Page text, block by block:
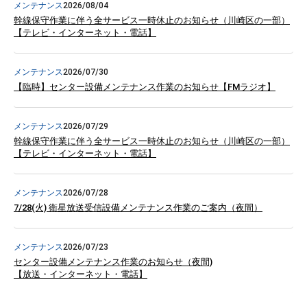
メンテナンス2026/08/04
幹線保守作業に伴う全サービス一時休止のお知らせ（川崎区の一部）
【テレビ・インターネット・電話】
メンテナンス2026/07/30
【臨時】センター設備メンテナンス作業のお知らせ【FMラジオ】
メンテナンス2026/07/29
幹線保守作業に伴う全サービス一時休止のお知らせ（川崎区の一部）
【テレビ・インターネット・電話】
メンテナンス2026/07/28
7/28(火) 衛星放送受信設備メンテナンス作業のご案内（夜間）
メンテナンス2026/07/23
センター設備メンテナンス作業のお知らせ（夜間)
【放送・インターネット・電話】